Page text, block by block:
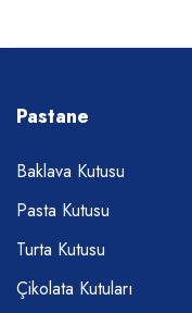
Pastane
Baklava Kutusu
Pasta Kutusu
Turta Kutusu
Çikolata Kutuları